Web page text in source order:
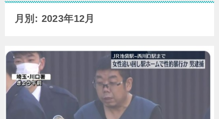
月別: 2023年12月